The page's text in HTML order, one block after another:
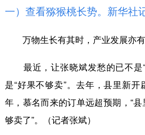
一）查看猕猴桃长势。新华社
万物生长有其时，产业发展亦有
最近，让张晓斌发愁的已不是“
是“好果不够卖”。去年，县里新
年，慕名而来的订单远超预期，“
够卖了”。（记者张斌）